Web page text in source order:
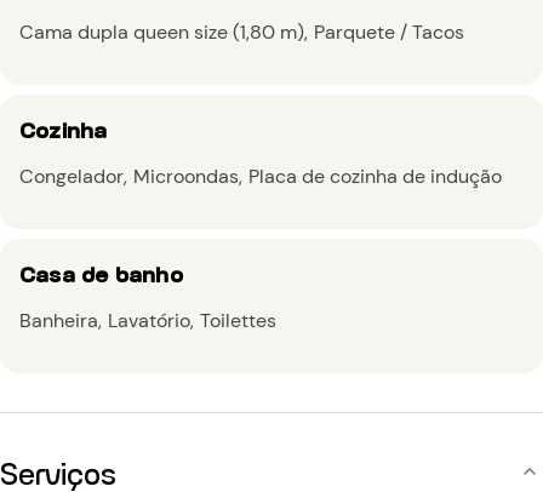
Cama dupla queen size (1,80 m) Parquete / Tacos
Cozinha
Congelador Microondas Placa de cozinha de indução
Casa de banho
Banheira Lavatório Toilettes
Serviços